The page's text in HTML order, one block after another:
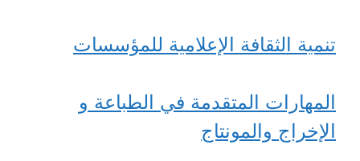
تنمية الثقافة الإعلامية للمؤسسات
المهارات المتقدمة في الطباعة و
الإخراج والمونتاج